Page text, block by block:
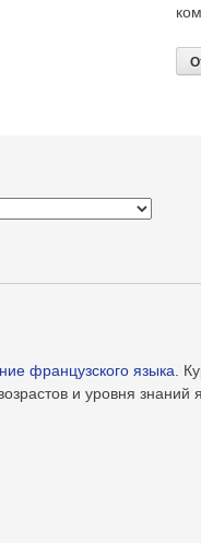
французского языка.
и уровня